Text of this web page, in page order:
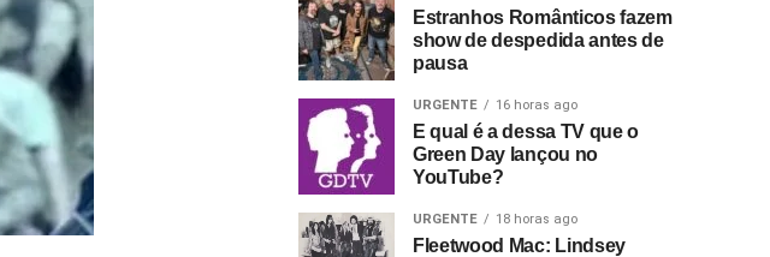
Estranhos Românticos fazem
show de despedida antes de
pausa
URGENTE 16 horas ago
E qual é a dessa TV que o
Green Day lançou no
YouTube?
URGENTE 18 horas ago
Fleetwood Mac: Lindsey